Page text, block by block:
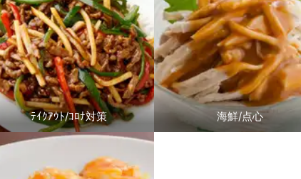
ﾃｲｸｱｳﾄ/ｺﾛﾅ対策 海鮮/点心